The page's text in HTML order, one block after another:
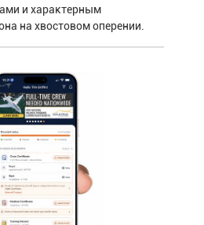
и характерным
на хвостовом оперении.